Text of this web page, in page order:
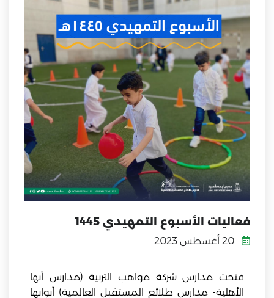
فعاليات الأسبوع التمهيدي 1445
فتحت مدارس شركة مواهب التربية (مدارس أبها
الأهلية- مدارس طلائع المستقبل العالمية) أبوابها